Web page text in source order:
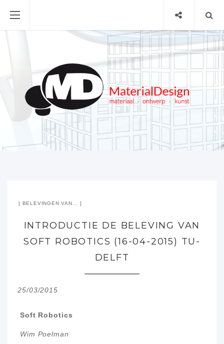
BELEVINGEN VAN...
INTRODUCTIE DE BELEVING VAN
SOFT ROBOTICS (16-04-2015) TU-
DELFT
25/03/2015
Soft Robotics
Wim Poelman